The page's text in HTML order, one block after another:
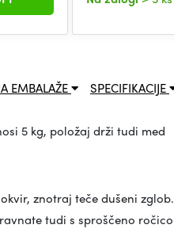
SPECIFIKACIJE
EMBALAŽE
5 kg, položaj drži tudi med
znotraj teče dušeni zglob.
tudi s sproščeno ročico